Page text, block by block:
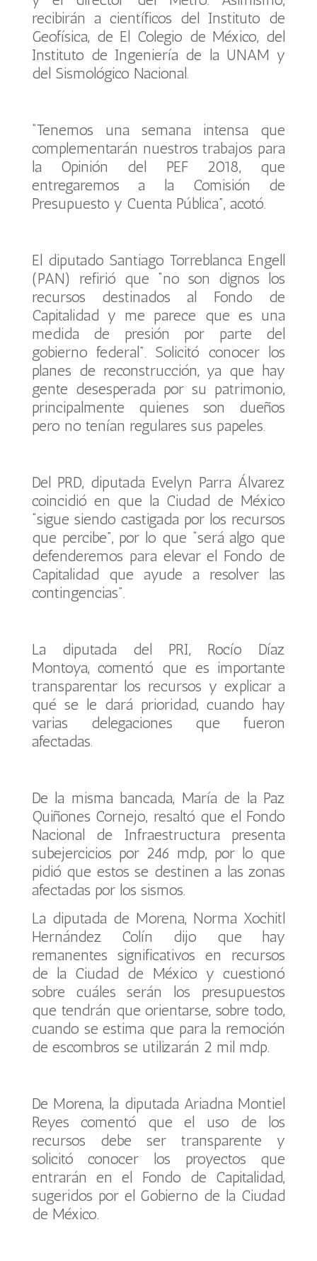
recibirán a científicos del Instituto de
Geofísica, de El Colegio de México, del
Instituto de Ingeniería de la UNAM y
del Sismológico Nacional.
“Tenemos una semana intensa que
complementarán nuestros trabajos para
la Opinión del PEF 2018, que
entregaremos a la Comisión de
Presupuesto y Cuenta Pública”, acotó.
El diputado Santiago Torreblanca Engell
(PAN) refirió que “no son dignos los
recursos destinados al Fondo de
Capitalidad y me parece que es una
medida de presión por parte del
gobierno federal”. Solicitó conocer los
planes de reconstrucción, ya que hay
gente desesperada por su patrimonio,
principalmente quienes son dueños
pero no tenían regulares sus papeles.
Del PRD, diputada Evelyn Parra Álvarez
coincidió en que la Ciudad de México
“sigue siendo castigada por los recursos
que percibe”, por lo que “será algo que
defenderemos para elevar el Fondo de
Capitalidad que ayude a resolver las
contingencias”.
La diputada del PRI, Rocío Díaz
Montoya, comentó que es importante
transparentar los recursos y explicar a
qué se le dará prioridad, cuando hay
varias delegaciones que fueron
afectadas.
De la misma bancada, María de la Paz
Quiñones Cornejo, resaltó que el Fondo
Nacional de Infraestructura presenta
subejercicios por 246 mdp, por lo que
pidió que estos se destinen a las zonas
afectadas por los sismos.
La diputada de Morena, Norma Xochitl
Hernández Colín dijo que hay
remanentes significativos en recursos
de la Ciudad de México y cuestionó
sobre cuáles serán los presupuestos
que tendrán que orientarse, sobre todo,
cuando se estima que para la remoción
de escombros se utilizarán 2 mil mdp.
De Morena, la diputada Ariadna Montiel
Reyes comentó que el uso de los
recursos debe ser transparente y
solicitó conocer los proyectos que
entrarán en el Fondo de Capitalidad,
sugeridos por el Gobierno de la Ciudad
de México.